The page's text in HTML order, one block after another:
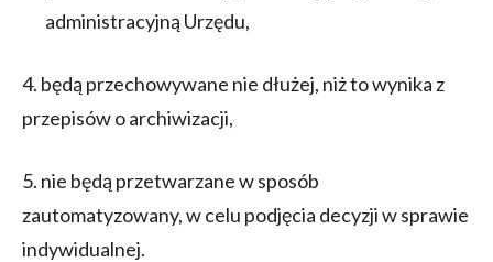
administracyjną Urzędu,
4. będą przechowywane nie dłużej, niż to wynika z
przepisów o archiwizacji,
5. nie będą przetwarzane w sposób
zautomatyzowany, w celu podjęcia decyzji w sprawie
indywidualnej.